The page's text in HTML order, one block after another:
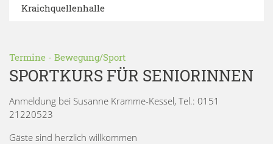
Kraichquellenhalle
Termine - Bewegung/Sport
SPORTKURS FÜR SENIORINNEN
Anmeldung bei Susanne Kramme-Kessel, Tel.: 0151
21220523
Gäste sind herzlich willkommen